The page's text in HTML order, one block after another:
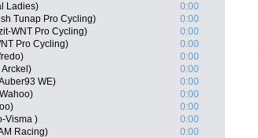
Ladies)
0:00
Tunap Pro Cycling)
0:00
WNT Pro Cycling)
0:00
Pro Cycling)
0:00
0:00
0:00
WE)
0:00
0:00
0:00
Visma )
0:00
Racing)
0:00